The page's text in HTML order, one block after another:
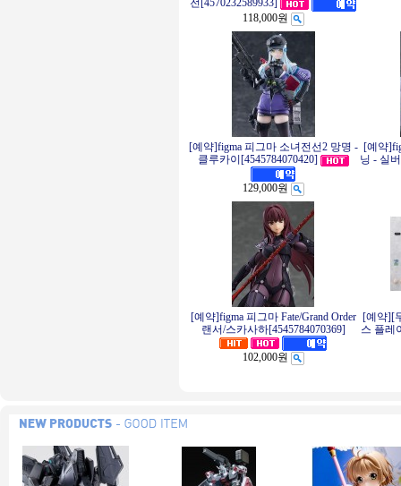
전[4570232589933]
118,000원
[예약]figma 피그마 소녀전선2 망명 -
클루카이[4545784070420]
129,000원
[예약
닝 - 실
[예약]figma 피그마 Fate/Grand Order
랜서/스카사하[4545784070369]
102,000원
[예약][
스 플레